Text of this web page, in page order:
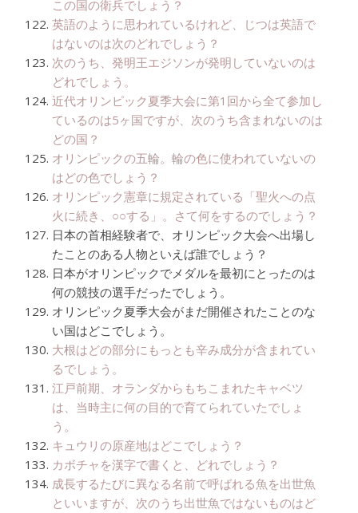
この国の衛兵でしょう？
英語のように思われているけれど、じつは英語で
はないのは次のどれでしょう？
次のうち、発明王エジソンが発明していないのは
どれでしょう。
近代オリンピック夏季大会に第1回から全て参加し
ているのは5ヶ国ですが、次のうち含まれないのは
どの国？
オリンピックの五輪。輪の色に使われていないの
はどの色でしょう？
オリンピック憲章に規定されている「聖火への点
火に続き、○○する」。さて何をするのでしょう？
日本の首相経験者で、オリンピック大会へ出場し
たことのある人物といえば誰でしょう？
日本がオリンピックでメダルを最初にとったのは
何の競技の選手だったでしょう。
オリンピック夏季大会がまだ開催されたことのな
い国はどこでしょう。
大根はどの部分にもっとも辛み成分が含まれてい
るでしょう。
江戸前期、オランダからもちこまれたキャベツ
は、当時主に何の目的で育てられていたでしょ
う。
キュウリの原産地はどこでしょう？
カボチャを漢字で書くと、どれでしょう？
成長するたびに異なる名前で呼ばれる魚を出世魚
といいますが、次のうち出世魚ではないものはど